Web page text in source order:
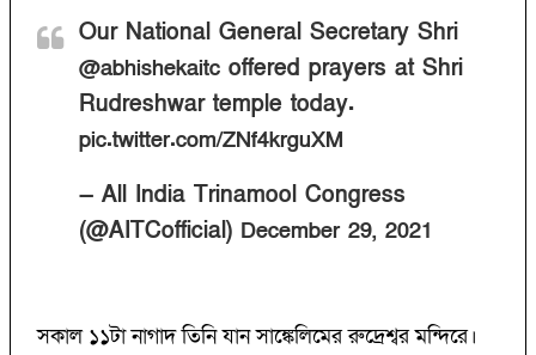
Our National General Secretary Shri
@abhishekaitc offered prayers at Shri
Rudreshwar temple today.
pic.twitter.com/ZNf4krguXM
— All India Trinamool Congress
(@AITCofficial) December 29, 2021
সকাল ১১টা নাগাদ তিনি যান সাঙ্কেলিমের রুদ্রেশ্বর মন্দিরে।